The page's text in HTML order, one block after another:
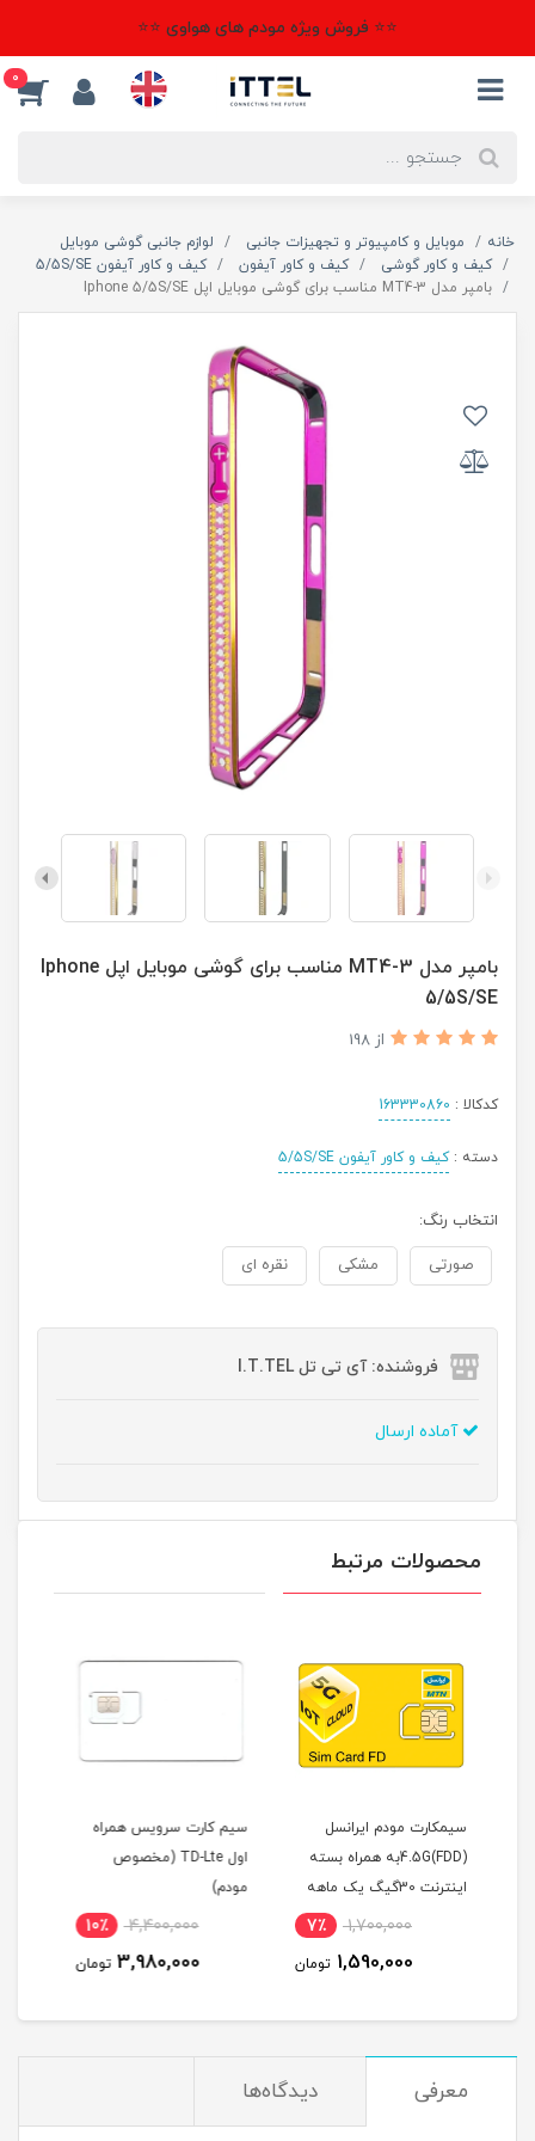
⭐⭐ فروش ویژه مودم های هواوی ⭐⭐
0
خانه موبایل و کامپیوتر و تجهیزات جانبی
لوازم جانبی گوشی موبایل
کیف و کاور گوشی
کیف و کاور آیفون
کیف و کاور آیفون 5/5S/SE
بامپر مدل MT4-3 مناسب برای گوشی موبایل اپل Iphone 5/5S/SE
بامپر مدل MT4-3 مناسب برای گوشی موبایل اپل Iphone
5/5S/SE
از 198
کدکالا : 163330860
دسته :کیف و کاور آیفون 5/5S/SE
انتخاب رنگ:
صورتی مشکی نقره ای
فروشنده: آی تی تل I.T.TEL
آماده ارسال
محصولات مرتبط
سیم کارت سرویس همراه
اول TD-Lte (مخصوص
مودم)
4,400,000 10٪
3,980,000 تومان
مودم همراه TD-LTE / 4.5G
هواوی مدل E5785-320 /
LTE و اینترنت 100 گیگ19,500,000 4٪
18,900,000 تومان
معرفی دیدگاه‌ها